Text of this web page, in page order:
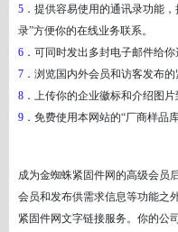
5． 提供容易使用的通讯录功能
录”方便你的在线业务联系。
6． 可同时发出多封电子邮件给你
7． 浏览国内外会员和访客发布的
8．
上传你的企业徽标和介绍图片
9． 免费使用本网站的“厂商样品
成为金蜘蛛紧固件网的高级会员
会员和发布供需求信息等功能之
紧固件网文字链接服务。你的公